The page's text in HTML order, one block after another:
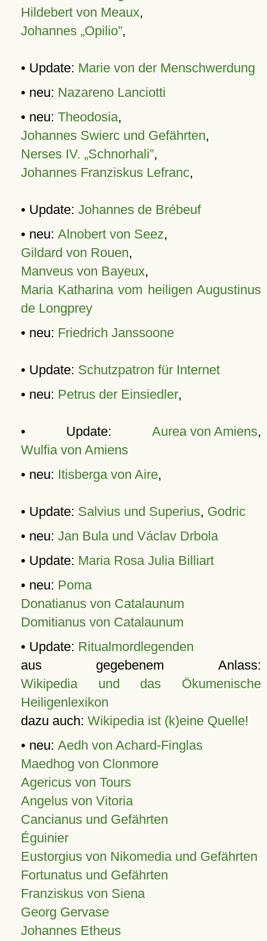
Hildebert von Meaux,
Johannes „Opilio”,
• Update: Marie von der Menschwerdung
• neu: Nazareno Lanciotti
• neu: Theodosia,
Johannes Swierc und Gefährten,
Nerses IV. „Schnorhali”,
Johannes Franziskus Lefranc,
• Update: Johannes de Brébeuf
• neu: Alnobert von Seez,
Gildard von Rouen,
Manveus von Bayeux,
Maria Katharina vom heiligen Augustinus
de Longprey
• neu: Friedrich Janssoone
• Update: Schutzpatron für Internet
• neu: Petrus der Einsiedler,
• Update: Aurea von Amiens,
Wulfia von Amiens
• neu: Itisberga von Aire,
• Update: Salvius und Superius, Godric
• neu: Jan Bula und Václav Drbola
• Update: Maria Rosa Julia Billiart
• neu: Poma
Donatianus von Catalaunum
Domitianus von Catalaunum
• Update: Ritualmordlegenden
aus gegebenem Anlass:
Wikipedia und das Ökumenische
Heiligenlexikon
dazu auch: Wikipedia ist (k)eine Quelle!
• neu: Aedh von Achard-Finglas
Maedhog von Clonmore
Agericus von Tours
Angelus von Vitoria
Cancianus und Gefährten
Éguinier
Eustorgius von Nikomedia und Gefährten
Fortunatus und Gefährten
Franziskus von Siena
Georg Gervase
Johannes Etheus